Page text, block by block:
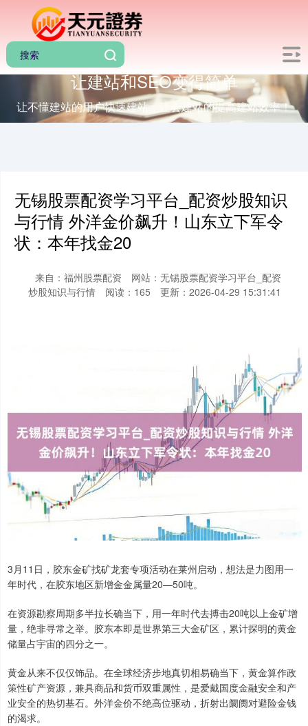
让建站和SEO变得简单
让不懂建站的用户快速建站，让会建站的提高建站效率！
无锡股票配资学习平台_配资炒股知识
与行情 外洋金价飙升！山东立下军令
状：本年找金20
来自：福州股票配资
网站：无锡股票配资学习平台_配资
炒股知识与行情
阅读：165 更新：2026-04-29 15:31:41
3月11日，胶东金矿找矿龙套专项活动在莱州启动，想法是力图用一
年时代，在胶东地区新增金金属量20—50吨。
在资源勘察周期多半拉长确当下，用一年时代去搏击20吨以上金矿增
量，绝非寻常之举。胶东本即是世界第三大金矿区，累计探明的黄金
储量占宇宙的四分之一。
黄金从来不仅仅饰品。在全球经济步地真切相易确当下，黄金算作政
策性矿产资源，兼具商品和货币双重属性，是爱戴国度金融安全和产
业安全的热切基石。外洋金价不绝高位驱动，折射出阛阓对避险金钱
的渴求。